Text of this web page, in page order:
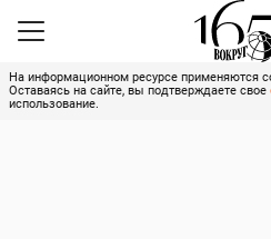
На информационном ресурсе применяются
Оставаясь на сайте, вы подтверждаете свое
использование.